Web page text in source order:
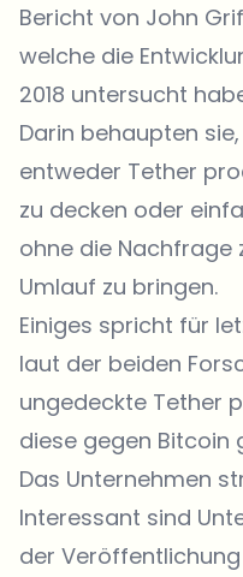
Bericht von John
welche die
2018 untersucht
Darin behaupten
entweder Tether
zu decken oder
ohne die Nachfrage
Umlauf zu bringen.
Einiges spricht für
laut der beiden
ungedeckte Tether
diese gegen Bitcoin
Das Unternehmen
Interessant sind
der Veröffentlichung